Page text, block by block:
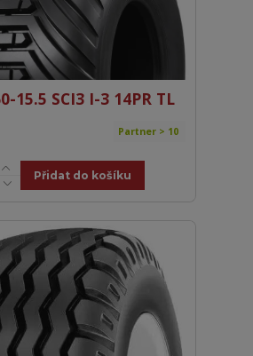
15.5 SCI3 I-3 14PR TL
Partner > 10
Přidat do košíku